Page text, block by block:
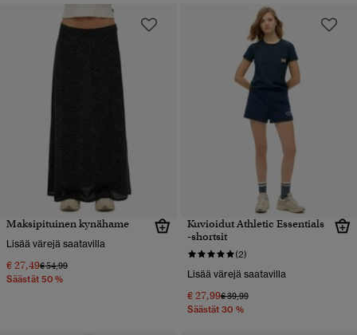
Maksipituinen kynähame
Lisää värejä saatavilla
€ 27,49Hinta alennettu hinnasta
€ 54,99hintaan
Säästät 50 %
Kuvioidut Athletic Essentials
-shortsit
(2)
Lisää värejä saatavilla
€ 27,99Hinta alennettu hinnasta
€ 39,99hintaan
Säästät 30 %